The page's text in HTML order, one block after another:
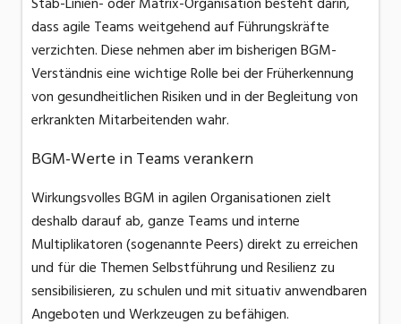
dass agile Teams weitgehend auf Führungskräfte
verzichten. Diese nehmen aber im bisherigen BGM-
Verständnis eine wichtige Rolle bei der Früherkennung
von gesundheitlichen Risiken und in der Begleitung von
erkrankten Mitarbeitenden wahr.
BGM-Werte in Teams verankern
Wirkungsvolles BGM in agilen Organisationen zielt
deshalb darauf ab, ganze Teams und interne
Multiplikatoren (sogenannte Peers) direkt zu erreichen
und für die Themen Selbstführung und Resilienz zu
sensibilisieren, zu schulen und mit situativ anwendbaren
Angeboten und Werkzeugen zu befähigen.